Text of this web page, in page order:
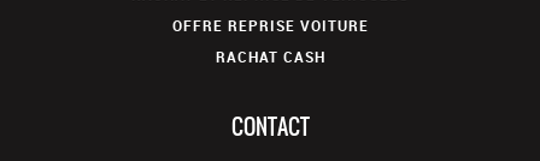
OFFRE REPRISE VOITURE
RACHAT CASH
CONTACT